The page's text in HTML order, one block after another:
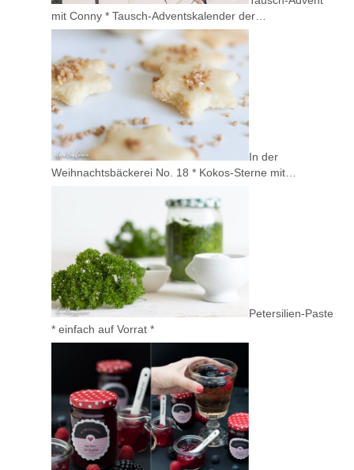
mit Conny * Tausch-Adventskalender der…
In der
Weihnachtsbäckerei No. 18 * Kokos-Sterne mit…
Petersilien-Paste
* einfach auf Vorrat *